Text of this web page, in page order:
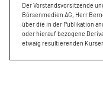
Der Vorstandsvorsitzende
Börsenmedien AG, Herr
über die in der Publikation
oder hierauf bezogene
etwaig resultierenden